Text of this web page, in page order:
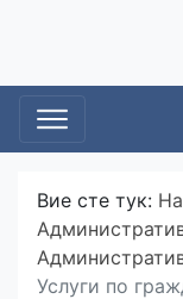
Вие сте тук:
Услуги по